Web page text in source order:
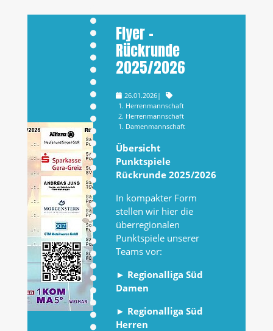
Flyer –
Rückrunde
2025/2026
26.01.2026|
1. Herrenmannschaft
2. Herrenmannschaft
1. Damenmannschaft
Übersicht
Punktspiele
Rückrunde 2025/2026
In kompakter Form
stellen wir hier die
überregionalen
Punktspiele unserer
Teams vor:
► Regionalliga Süd
Damen
► Regionalliga Süd
Herren